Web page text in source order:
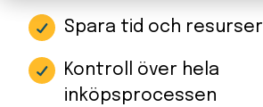
Spara tid och resurser
Kontroll över hela
inköpsprocessen